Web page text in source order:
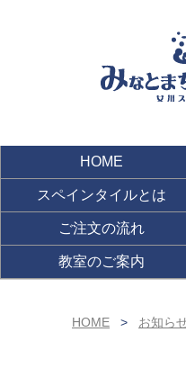
HOME
スペインタイルとは
ご注文の流れ
教室のご案内
HOME お知ら